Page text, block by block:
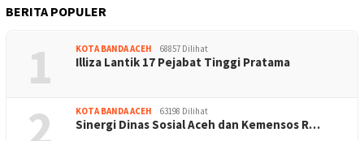
BERITA POPULER
1 KOTA BANDA ACEH 68857 Dilihat
Illiza Lantik 17 Pejabat Tinggi Pratama
2 KOTA BANDA ACEH 63198 Dilihat
Sinergi Dinas Sosial Aceh dan Kemensos R…